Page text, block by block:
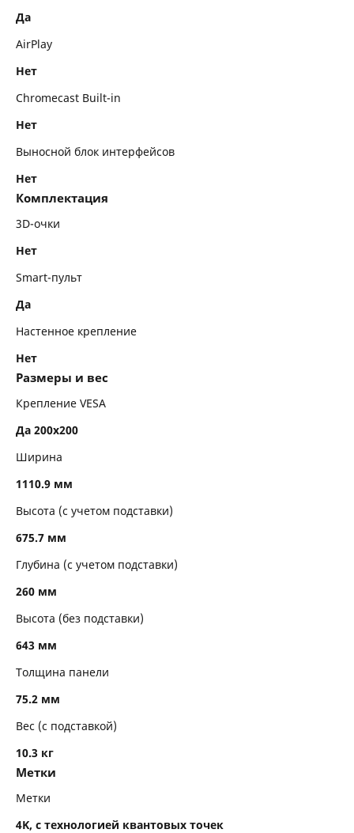
Да
AirPlay
Нет
Chromecast Built-in
Нет
Выносной блок интерфейсов
Нет
Комплектация
3D-очки
Нет
Smart-пульт
Да
Настенное крепление
Нет
Размеры и вес
Крепление VESA
Да 200x200
Ширина
1110.9 мм
Высота (с учетом подставки)
675.7 мм
Глубина (с учетом подставки)
260 мм
Высота (без подставки)
643 мм
Толщина панели
75.2 мм
Вес (с подставкой)
10.3 кг
Метки
Метки
4K, с технологией квантовых точек